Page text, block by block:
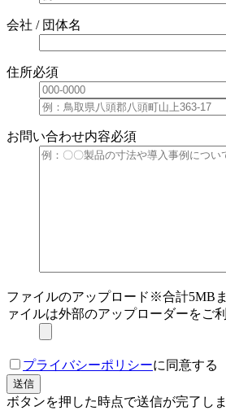
会社 / 団体名
住所必須
お問い合わせ内容必須
ファイルのアップロード ※合計5MB
ァイルは外部のアップローダーをご
プライバシーポリシーに同意する
ボタンを押した時点で送信が完了しま